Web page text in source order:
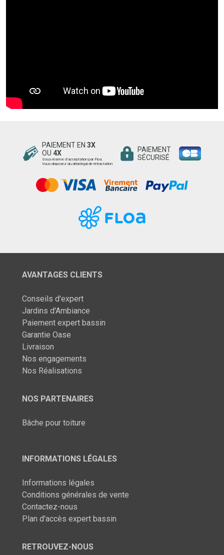
PAIEMENT EN 3X
OU 4X
Sous réserve d’acceptation par Floa.
Vous disposez du délai légal de rétractation
PAIEMENT
SÉCURISÉ
AVANTAGES CLIENTS
Conseils d'expert
Jardins d'Ambiance
Paiement expert bassin
Garantie Oase
Livraison
Nos engagements
Nos Réalisations
NOS PARTENAIRES
Bâche pour toiture
INFORMATIONS LÉGALES
Informations légales
Conditions générales de vente
Contactez-nous
Plan d'accès expert bassin
RETROUVEZ-NOUS